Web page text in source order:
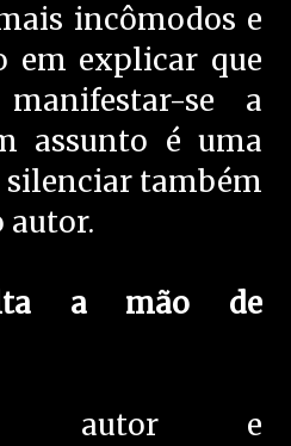
incômodos e
em explicar que
se a
assunto é uma
também
autor.
a mão de
autor e